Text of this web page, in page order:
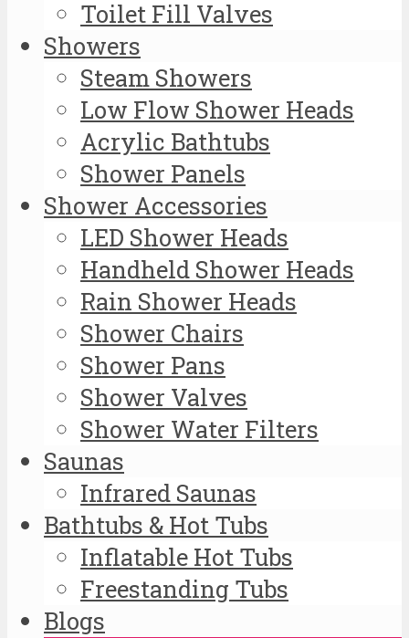
Toilet Fill Valves
Showers
Steam Showers
Low Flow Shower Heads
Acrylic Bathtubs
Shower Panels
Shower Accessories
LED Shower Heads
Handheld Shower Heads
Rain Shower Heads
Shower Chairs
Shower Pans
Shower Valves
Shower Water Filters
Saunas
Infrared Saunas
Bathtubs & Hot Tubs
Inflatable Hot Tubs
Freestanding Tubs
Blogs